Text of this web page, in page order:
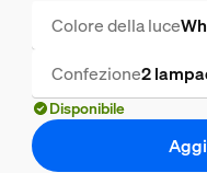
Colore della luce
Confezione2
Disponibile